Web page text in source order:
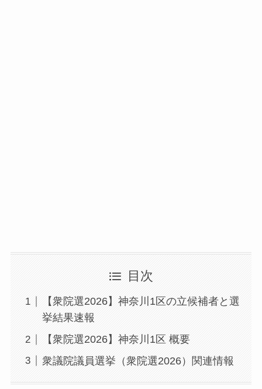
目次
【衆院選2026】神奈川1区の立候補者と選
挙結果速報
【衆院選2026】神奈川1区 概要
衆議院議員選挙（衆院選2026）関連情報